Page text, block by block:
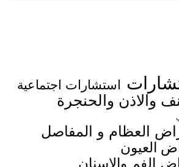
استشارات اجتماعية
والاذن والحنجرة
العظام و المفاصل
العيون
الفم والاسنان